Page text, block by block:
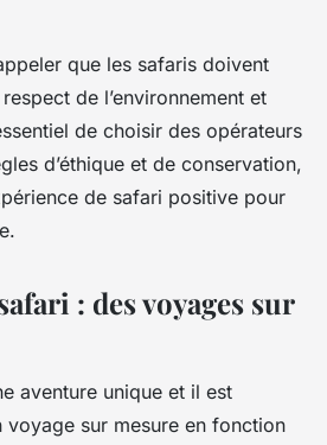
que les safaris doivent
de l’environnement et
de choisir des opérateurs
d’éthique et de conservation,
de safari positive pour
: des voyages sur
aventure unique et il est
voyage sur mesure en fonction